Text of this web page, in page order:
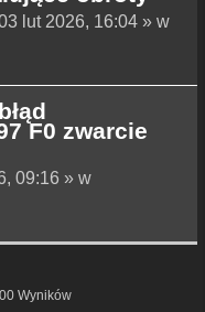
lut 2026, 16:04 » w
F0 zwarcie
09:16 » w
Wyników